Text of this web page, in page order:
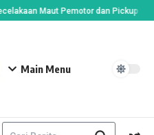
Maut Pemotor dan Pickup
Main Menu